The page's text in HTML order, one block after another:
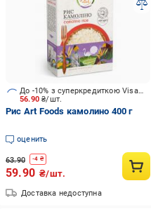
56.90₴/шт.
До -10% з суперкредиткою Visa Вигода
Рис Art Foods камолино 400 г
оценить
63.90 -4 ₴
59.90 ₴/шт.
Доставка недоступна